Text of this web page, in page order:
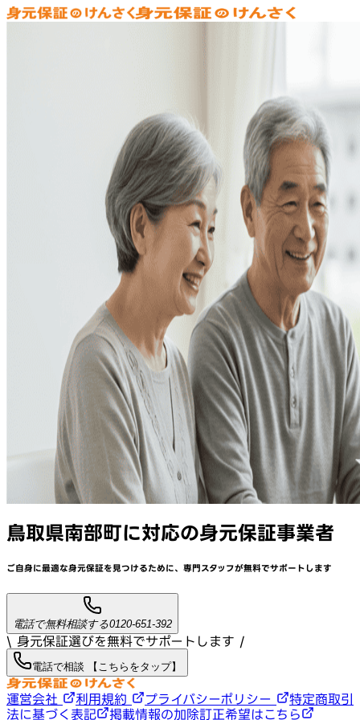
鳥取県南部町に対応の身元保証事業者
ご自身に最適な身元保証を見つけるために、 専門スタッフが無料でサポートします
電話で無料相談する0120-651-392
\ 身元保証選びを無料でサポートします /
電話で相談 【こちらをタップ】
運営会社 利用規約 プライバシーポリシー
特定商取引
法に基づく表記
掲載情報の加除訂正希望はこちら